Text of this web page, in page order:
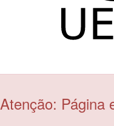
Atenção: Página